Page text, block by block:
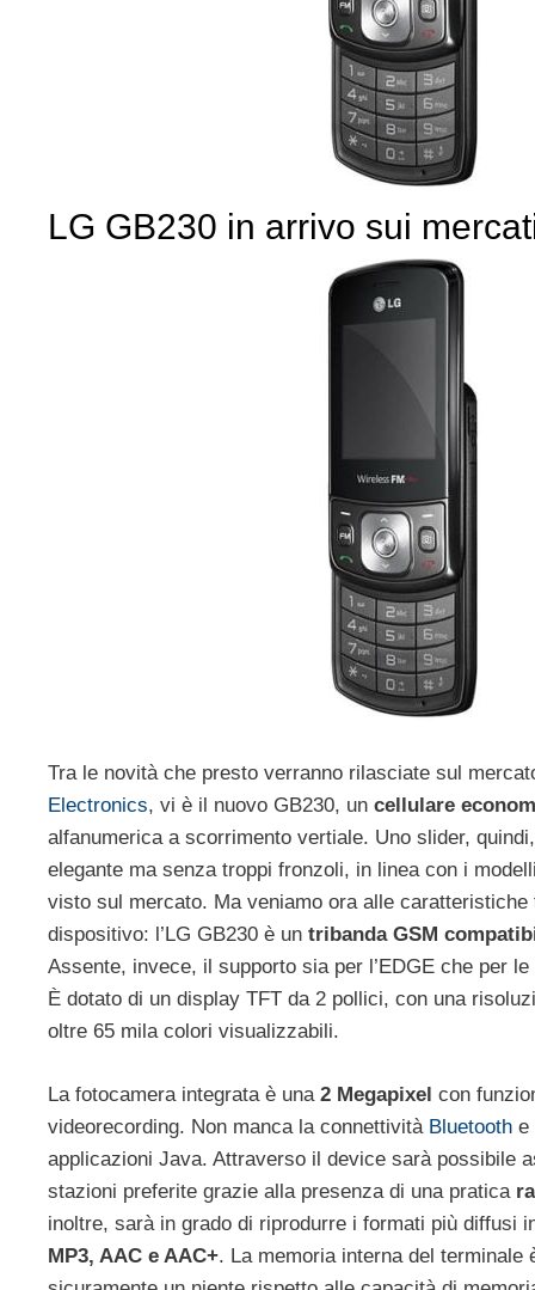
LG GB230 in arrivo sui
Tra le novità che presto verranno rilasciate sul
Electronics, vi è il nuovo GB230, un cellulare
alfanumerica a scorrimento vertiale. Uno slider,
elegante ma senza troppi fronzoli, in linea con i modelli
visto sul mercato. Ma veniamo ora alle caratteristiche
dispositivo: l’LG GB230 è un tribanda GSM
Assente, invece, il supporto sia per l’EDGE che per
È dotato di un display TFT da 2 pollici, con una
oltre 65 mila colori visualizzabili.
La fotocamera integrata è una 2 Megapixel con
videorecording. Non manca la connettività Bluetooth e
applicazioni Java. Attraverso il device sarà possibile
stazioni preferite grazie alla presenza di una pratica
inoltre, sarà in grado di riprodurre i formati più diffusi
MP3, AAC e AAC+. La memoria interna del terminale